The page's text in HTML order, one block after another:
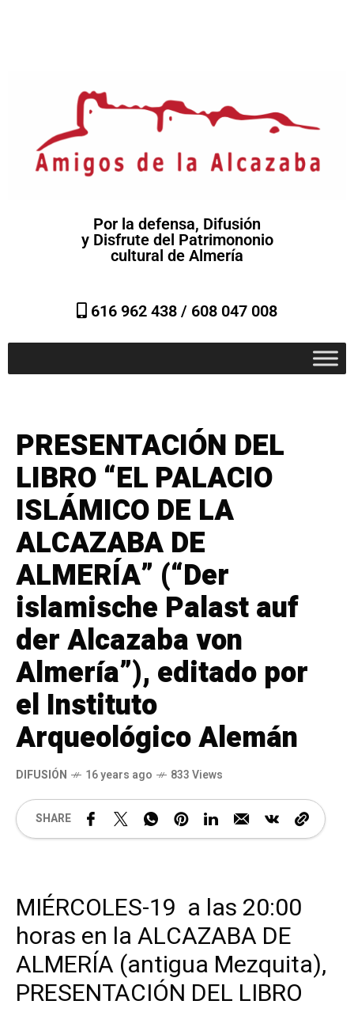
Por la defensa, Difusión
y Disfrute del Patrimononio
cultural de Almería
616 962 438 / 608 047 008
PRESENTACIÓN DEL
LIBRO “EL PALACIO
ISLÁMICO DE LA
ALCAZABA DE
ALMERÍA” (“Der
islamische Palast auf
der Alcazaba von
Almería”), editado por
el Instituto
Arqueológico Alemán
DIFUSIÓN 16 years ago 833 Views
SHARE
MIÉRCOLES-19 a las 20:00
horas en la ALCAZABA DE
ALMERÍA (antigua Mezquita),
PRESENTACIÓN DEL LIBRO